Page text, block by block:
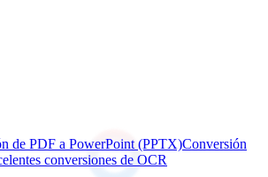
de PDF a PowerPoint (PPTX)Conversión
conversiones de OCR